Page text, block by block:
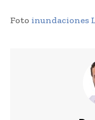
Foto inundaciones